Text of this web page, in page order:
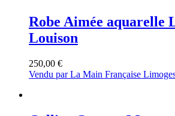
Robe Aimée aquarelle
Louison
250,00 €
Vendu par La Main Française